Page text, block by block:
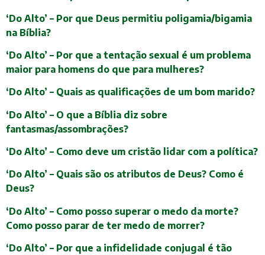
‘Do Alto’ – Por que Deus permitiu poligamia/bigamia
na Bíblia?
‘Do Alto’ – Por que a tentação sexual é um problema
maior para homens do que para mulheres?
‘Do Alto’ – Quais as qualificações de um bom marido?
‘Do Alto’ – O que a Bíblia diz sobre
fantasmas/assombrações?
‘Do Alto’ – Como deve um cristão lidar com a política?
‘Do Alto’ – Quais são os atributos de Deus? Como é
Deus?
‘Do Alto’ – Como posso superar o medo da morte?
Como posso parar de ter medo de morrer?
‘Do Alto’ – Por que a infidelidade conjugal é tão